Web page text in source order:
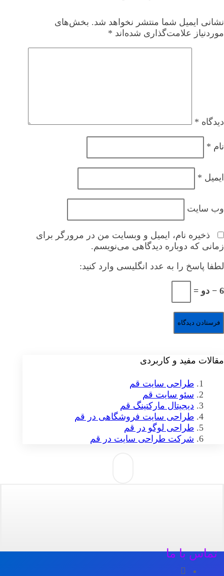
نشانی ایمیل شما منتشر نخواهد شد. بخش‌های
موردنیاز علامت‌گذاری شده‌اند *
دیدگاه *
نام *
ایمیل *
وب‌ سایت
ذخیره نام، ایمیل و وبسایت من در مرورگر برای
زمانی که دوباره دیدگاهی می‌نویسم.
لطفا پاسخ را به عدد انگلیسی وارد کنید:
6 − دو =
مقالات مفید و کاربردی
طراحی سایت قم
سئو سایت قم
دیجیتال مارکتینگ قم
طراحی سایت فروشگاهی در قم
طراحی لوگو در قم
شرکت طراحی سایت در قم
تماس با ما